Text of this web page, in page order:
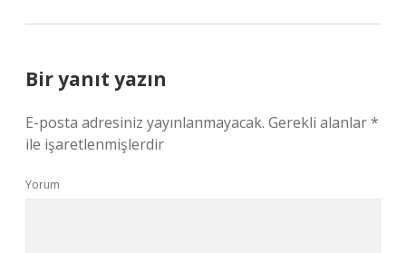
Bir yanıt yazın
E-posta adresiniz yayınlanmayacak. Gerekli alanlar*
ile işaretlenmişlerdir
Yorum